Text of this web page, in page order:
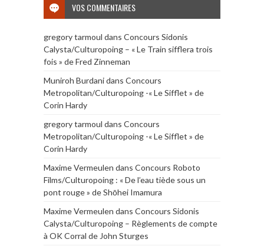
VOS COMMENTAIRES
gregory tarmoul dans Concours Sidonis
Calysta/Culturopoing – « Le Train sifflera trois
fois » de Fred Zinneman
Muniroh Burdanidans Concours
Metropolitan/Culturopoing -« Le Sifflet » de
Corin Hardy
gregory tarmoul dans Concours
Metropolitan/Culturopoing -« Le Sifflet » de
Corin Hardy
Maxime Vermeulen dans Concours Roboto
Films/Culturopoing : « De l’eau tiède sous un
pont rouge » de Shōhei Imamura
Maxime Vermeulen dans Concours Sidonis
Calysta/Culturopoing – Règlements de compte
à OK Corral de John Sturges